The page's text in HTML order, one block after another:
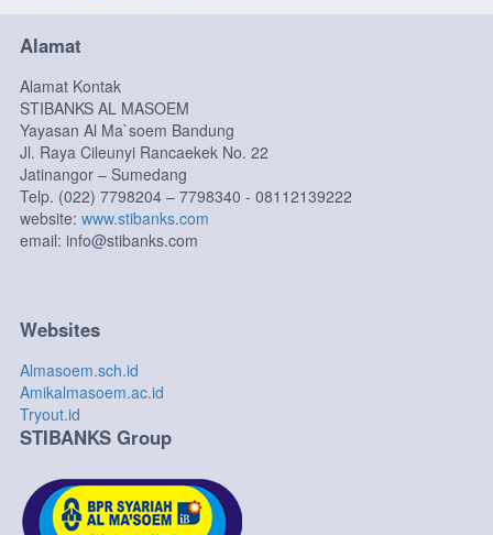
Alamat
Alamat Kontak
STIBANKS AL MASOEM
Yayasan Al Ma`soem Bandung
Jl. Raya Cileunyi Rancaekek No. 22
Jatinangor – Sumedang
Telp. (022) 7798204 – 7798340 - 08112139222
website: www.stibanks.com
email: info@stibanks.com
Websites
Almasoem.sch.id
Amikalmasoem.ac.id
Tryout.id
STIBANKS Group